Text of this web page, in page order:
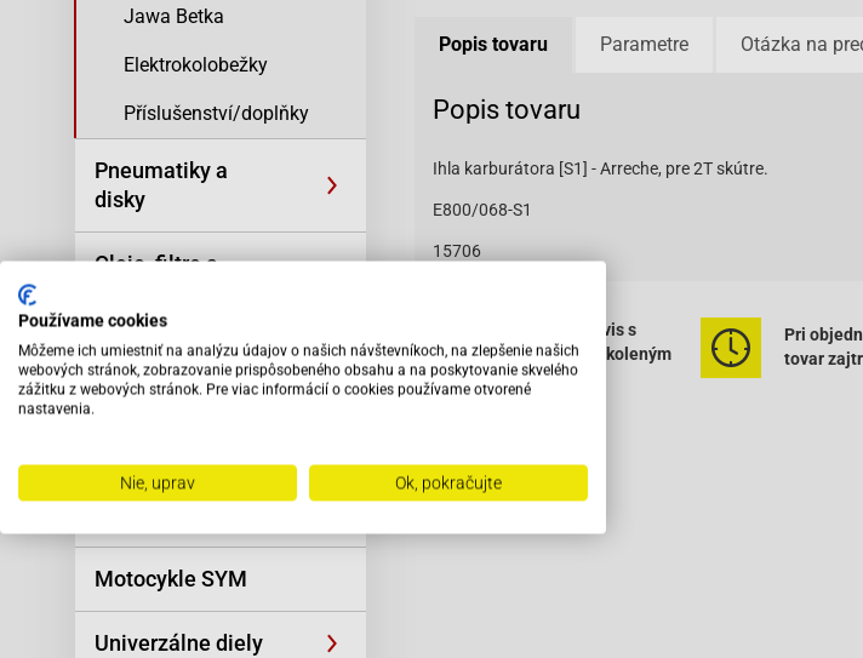
Jawa Betka
Elektrokolobežky
Příslušenství/doplňky
Pneumatiky a
disky
Oleje, filtre a
Reťaze
Motocykle SYM
Univerzálne diely
Popis tovaru Parametre Otázka na
Popis tovaru
Ihla karburátora [S1] - Arreche, pre 2T skútre.
E800/068-S1
15706
Vybavený servis s
odborným vyškoleným
personálom
Pri
tovar
Používame cookies
Môžeme ich umiestniť na analýzu údajov o našich návštevníkoch, na zlepšenie našich
webových stránok, zobrazovanie prispôsobeného obsahu a na poskytovanie skvelého
zážitku z webových stránok. Pre viac informácií o cookies používame otvorené
nastavenia.
Nie, uprav Ok, pokračujte